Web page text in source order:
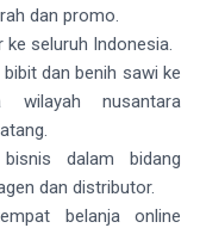
dan promo.
ke seluruh Indonesia.
dan benih sawi ke
nusantara
dalam bidang
dan distributor.
belanja online